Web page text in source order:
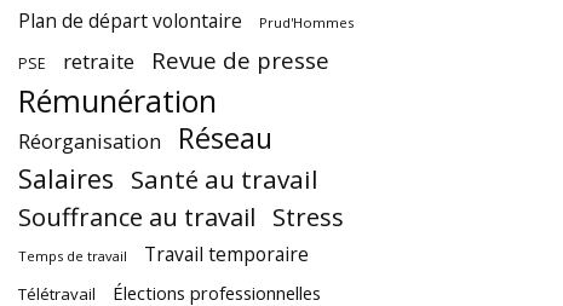
Plan de départ volontaire Prud'Hommes
PSE retraite Revue de presse
Rémunération
Réorganisation Réseau
Salaires Santé au travail
Souffrance au travail Stress
Temps de travail Travail temporaire
Télétravail Élections professionnelles